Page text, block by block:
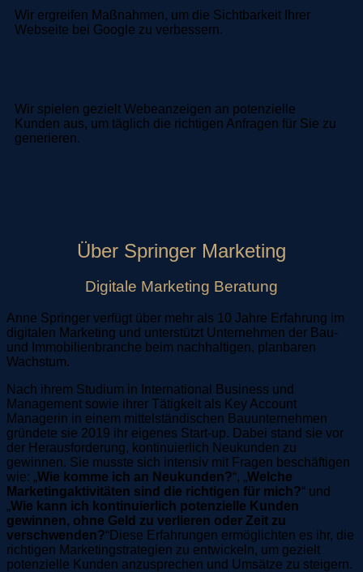
Wir ergreifen Maßnahmen, um die Sichtbarkeit Ihrer
Webseite bei Google zu verbessern.
Wir spielen gezielt Webeanzeigen an potenzielle
Kunden aus, um täglich die richtigen Anfragen für Sie zu
generieren.
Über Springer Marketing
Digitale Marketing Beratung
Anne Springer verfügt über mehr als 10 Jahre Erfahrung im
digitalen Marketing und unterstützt Unternehmen der Bau-
und Immobilienbranche beim nachhaltigen, planbaren
Wachstum.
Nach ihrem Studium in International Business und
Management sowie ihrer Tätigkeit als Key Account
Managerin in einem mittelständischen Bauunternehmen
gründete sie 2019 ihr eigenes Start-up. Dabei stand sie vor
der Herausforderung, kontinuierlich Neukunden zu
gewinnen. Sie musste sich intensiv mit Fragen beschäftigen
wie: „Wie komme ich an Neukunden?“, „Welche
Marketingaktivitäten sind die richtigen für mich?“ und
„Wie kann ich kontinuierlich potenzielle Kunden
gewinnen, ohne Geld zu verlieren oder Zeit zu
verschwenden?“Diese Erfahrungen ermöglichten es ihr, die
richtigen Marketingstrategien zu entwickeln, um gezielt
potenzielle Kunden anzusprechen und Umsätze zu steigern.